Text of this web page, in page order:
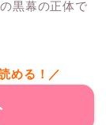
黒幕の正体で
める！／